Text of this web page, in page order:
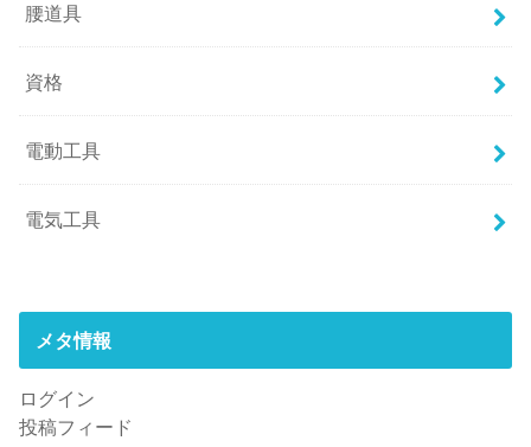
腰道具
資格
電動工具
電気工具
メタ情報
ログイン
投稿フィード